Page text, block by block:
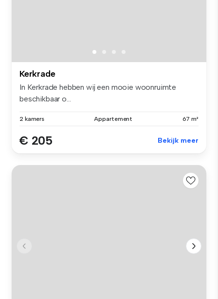
Kerkrade
In Kerkrade hebben wij een mooie woonruimte
beschikbaar o...
2 kamers Appartement 67 m²
€ 205 Bekijk meer